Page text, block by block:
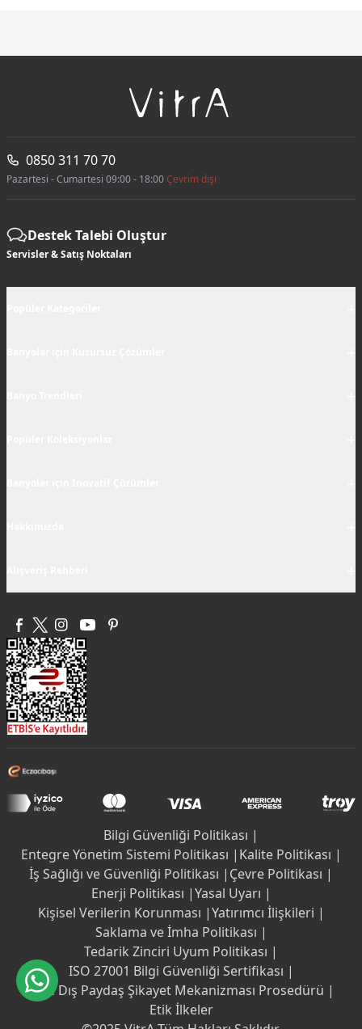
0850 311 70 70
Pazartesi - Cumartesi 09:00 - 18:00Çevrim dışı
Destek Talebi Oluştur
Servisler & Satış Noktaları
Bilgi Güvenliği Politikası |
Entegre Yönetim Sistemi Politikası | Kalite Politikası |
İş Sağlığı ve Güvenliği Politikası | Çevre Politikası |
Enerji Politikası |Yasal Uyarı |
Kişisel Verilerin Korunması |Yatırımcı İlişkileri |
Saklama ve İmha Politikası |
Tedarik Zinciri Uyum Politikası |
ISO 27001 Bilgi Güvenliği Sertifikası |
İç ve Dış Paydaş Şikayet Mekanizması Prosedürü |
Etik İlkeler